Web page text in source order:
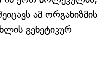
ამ ორგანიზმის
გენეტიკურ